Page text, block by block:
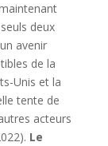
deux
avenir
de la
Unis et la
tente de
acteurs
Le